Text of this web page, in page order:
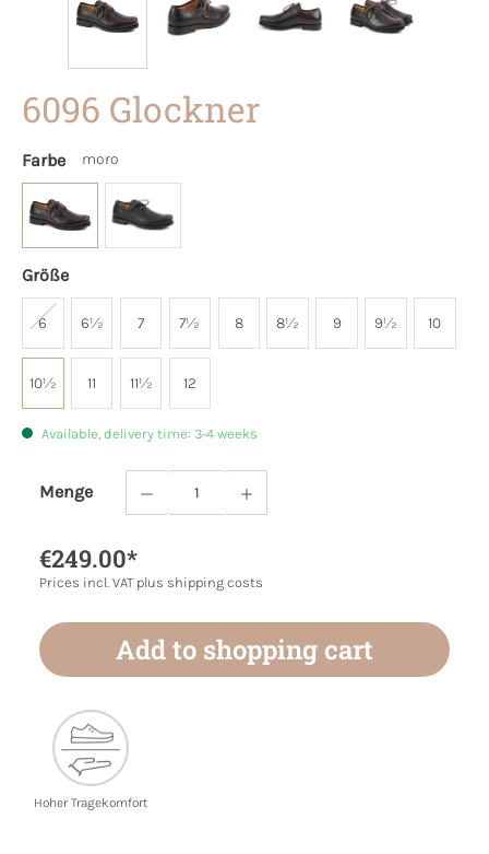
6096 Glockner
Farbe moro
Größe
6 6½ 7 7½ 8 8½ 9 9½ 10
10½ 11 11½ 12
Available, delivery time: 3-4 weeks
Menge
Product Quantity: Enter the desired
€249.00*
Prices incl. VAT plus shipping costs
Add to shopping cart
Hoher Tragekomfort